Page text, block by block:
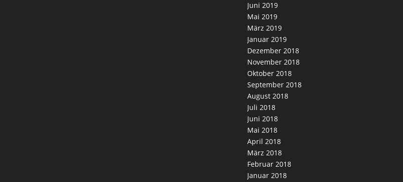
Juni 2019
Mai 2019
März 2019
Januar 2019
Dezember 2018
November 2018
Oktober 2018
September 2018
August 2018
Juli 2018
Juni 2018
Mai 2018
April 2018
März 2018
Februar 2018
Januar 2018